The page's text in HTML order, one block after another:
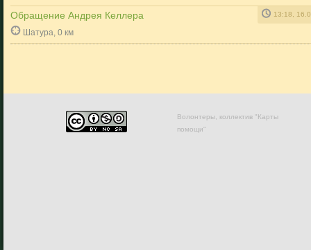
Обращение Андрея Келлера 13:18,
Шатура, 0 км
Волонтеры, коллектив "Карты
помощи"